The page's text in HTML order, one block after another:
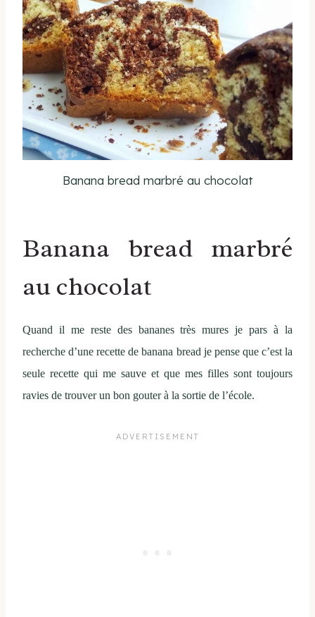
Banana bread marbré au chocolat
Banana bread marbré
au chocolat
Quand il me reste des bananes très mures je pars à la
recherche d’une recette de banana bread je pense que c’est la
seule recette qui me sauve et que mes filles sont toujours
ravies de trouver un bon gouter à la sortie de l’école.